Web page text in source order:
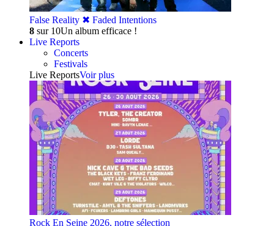
False Reality ✖︎ Faded Intentions
8 sur 10Un album efficace !
Live Reports
Concerts
Festivals
Live ReportsVoir plus
Rock En Seine 2026, notre sélection